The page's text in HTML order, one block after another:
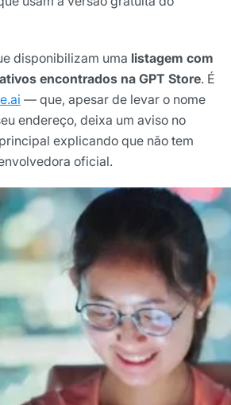
disponibilizam uma listagem com
encontrados na GPT Store. É
— que, apesar de levar o nome
endereço, deixa um aviso no
explicando que não tem
oficial.